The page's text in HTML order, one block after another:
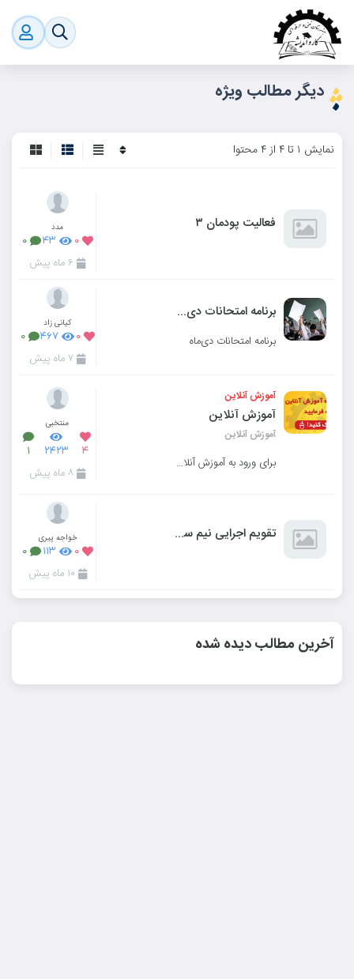
دیگر مطالب ویژه
نمایش ۱ تا ۴ از ۴ محتوا
فعالیت پودمان ۳ مدد
۰ ۴۳ ۰
۶ ماه پیش
برنامه امتحانات دی‌ماه
برنامه امتحانات دی‌ماه
کیانی زاد
۰ ۴۶۷ ۰
۷ ماه پیش
آموزش آنلاین
آموزش آنلاین
آموزش آنلاین
برای ورود به آموزش آنلاین روی کلاس خود کلیک فرمایید
منتخبی
۴ ۲۴۲۳ ۱
۸ ماه پیش
تقویم اجرایی نیم سال اول دروس تخصصی رشته کامپیوتر پایه دوازدهم خواجه پیری
۰ ۱۱۳ ۰
۱۰ ماه پیش
آخرین مطالب دیده شده